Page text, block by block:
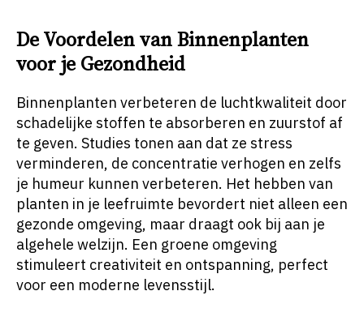
De Voordelen van Binnenplanten
voor je Gezondheid
Binnenplanten verbeteren de luchtkwaliteit door
schadelijke stoffen te absorberen en zuurstof af
te geven. Studies tonen aan dat ze stress
verminderen, de concentratie verhogen en zelfs
je humeur kunnen verbeteren. Het hebben van
planten in je leefruimte bevordert niet alleen een
gezonde omgeving, maar draagt ook bij aan je
algehele welzijn. Een groene omgeving
stimuleert creativiteit en ontspanning, perfect
voor een moderne levensstijl.